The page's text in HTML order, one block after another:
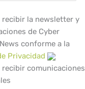
recibir la newsletter y
de Cyber
conforme a la
Privacidad
recibir comunicaciones